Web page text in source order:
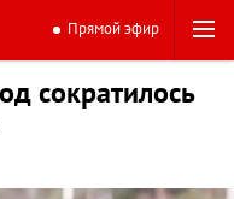
Прямой эфир
сократилось